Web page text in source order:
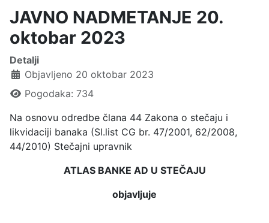
JAVNO NADMETANJE 20.
oktobar 2023
Detalji
Objavljeno 20 oktobar 2023
Pogodaka: 734
Na osnovu odredbe člana 44 Zakona o stečaju i
likvidaciji banaka (Sl.list CG br. 47/2001, 62/2008,
44/2010) Stečajni upravnik
ATLAS BANKE AD U STEČAJU
objavljuje